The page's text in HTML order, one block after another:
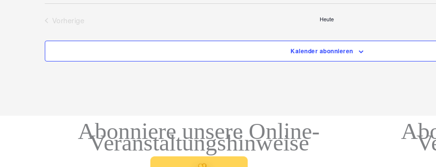
Vorherige
Heute
Kalender abonnieren
Abonniere unsere Online-
Veranstaltungshinweise